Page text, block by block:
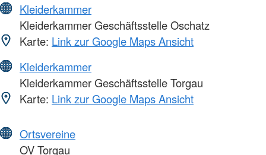
Kleiderkammer
Kleiderkammer Geschäftsstelle Oschatz
Karte: Link zur Google Maps Ansicht
Kleiderkammer
Kleiderkammer Geschäftsstelle Torgau
Karte: Link zur Google Maps Ansicht
Ortsvereine
OV Torgau